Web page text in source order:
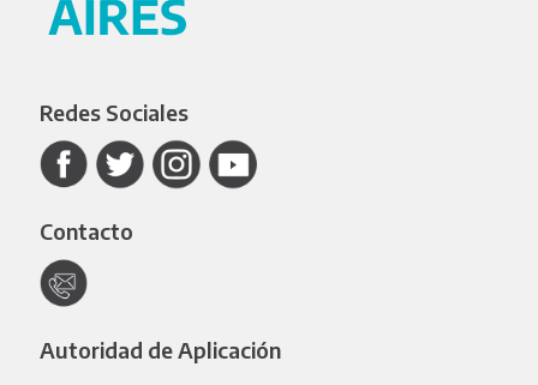
Redes Sociales
Contacto
Autoridad de Aplicación